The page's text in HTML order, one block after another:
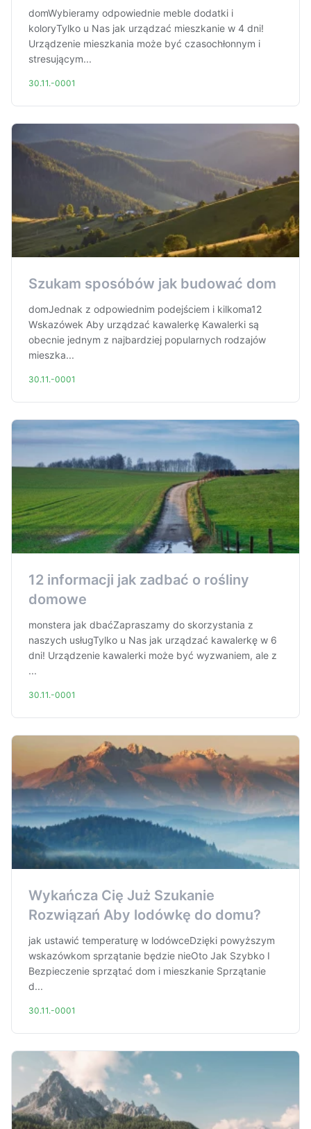
domWybieramy odpowiednie meble dodatki i
koloryTylko u Nas jak urządzać mieszkanie w 4 dni!
Urządzenie mieszkania może być czasochłonnym i
stresującym...
30.11.-0001
Szukam sposóbów jak budować dom
domJednak z odpowiednim podejściem i kilkoma12
Wskazówek Aby urządzać kawalerkę Kawalerki są
obecnie jednym z najbardziej popularnych rodzajów
mieszka...
30.11.-0001
12 informacji jak zadbać o rośliny
domowe
monstera jak dbaćZapraszamy do skorzystania z
naszych usługTylko u Nas jak urządzać kawalerkę w 6
dni! Urządzenie kawalerki może być wyzwaniem, ale z
...
30.11.-0001
Wykańcza Cię Już Szukanie
Rozwiązań Aby lodówkę do domu?
jak ustawić temperaturę w lodówceDzięki powyższym
wskazówkom sprzątanie będzie nieOto Jak Szybko I
Bezpieczenie sprzątać dom i mieszkanie Sprzątanie
d...
30.11.-0001